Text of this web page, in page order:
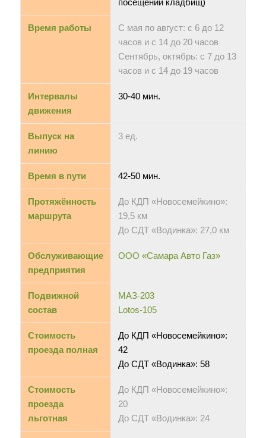
посещений кладбищ)
Время работы
С мая по август: с 6 до 12
часов и с 14 до 20 часов
Сентябрь, октябрь: с 7 до 13
часов и с 14 до 19 часов
Интервалы
движения
30-40 мин.
Выпуск на
линию
3 ед.
Время в пути 42-50 мин.
Протяжённость
маршрута
До КДП «Новосемейкино»:
19,5 км
До СДТ «Водинка»: 27,0 км
Обслуживающие
предприятия
ООО «Самара Авто Газ»
Подвижной
состав
МАЗ-203
Lotos-105
Стоимость
проезда полная
До КДП «Новосемейкино»:
42
До СДТ «Водинка»: 58
Стоимость
проезда
льготная
До КДП «Новосемейкино»:
20
До СДТ «Водинка»: 24